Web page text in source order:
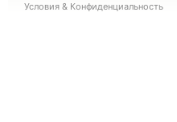
Условия & Конфиденциальность